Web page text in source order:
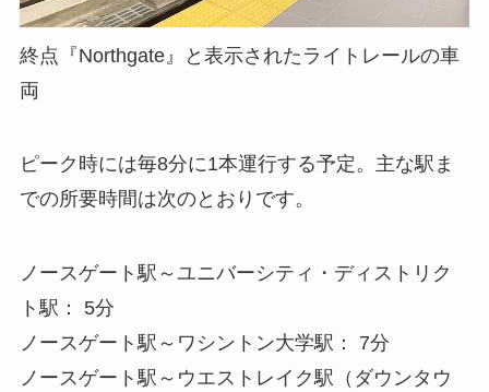
終点『Northgate』と表示されたライトレールの車
両
ピーク時には毎8分に1本運行する予定。主な駅ま
での所要時間は次のとおりです。
ノースゲート駅～ユニバーシティ・ディストリク
ト駅： 5分
ノースゲート駅～ワシントン大学駅： 7分
ノースゲート駅～ウエストレイク駅（ダウンタウ